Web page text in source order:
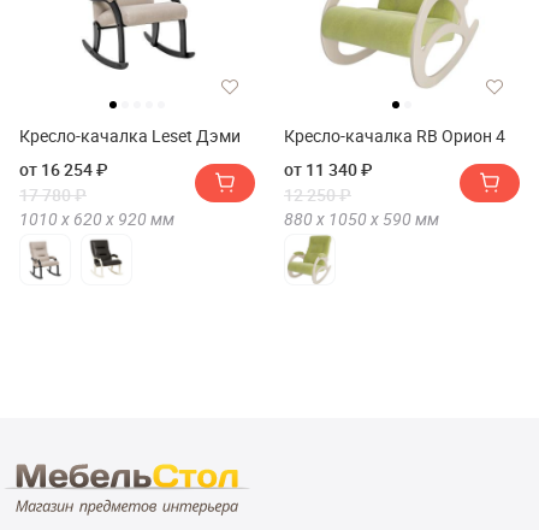
Кресло-качалка Leset Дэми
от 16 254 ₽
17 780 ₽
1010 х 620 х 920 мм
Кресло-качалка RB Орион 4
от 11 340 ₽
12 250 ₽
880 х 1050 х 590 мм